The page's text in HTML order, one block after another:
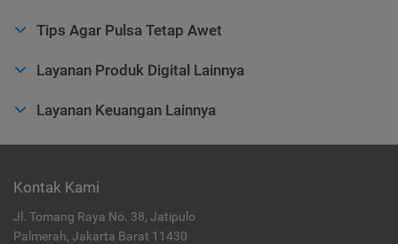
Tips Agar Pulsa Tetap Awet
Layanan Produk Digital Lainnya
Layanan Keuangan Lainnya
Kontak Kami
Jl. Tomang Raya No. 38, Jatipulo
Palmerah, Jakarta Barat 11430